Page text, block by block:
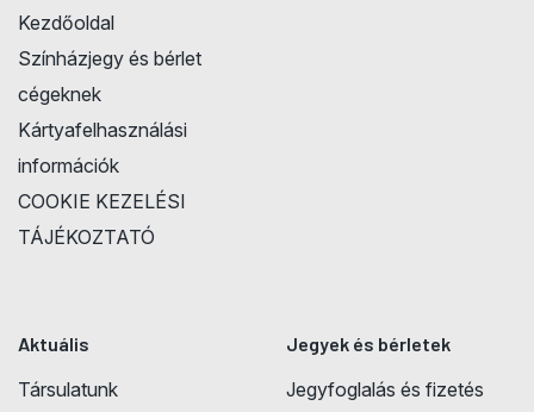
Kezdőoldal
Színházjegy és bérlet
cégeknek
Kártyafelhasználási
információk
COOKIE KEZELÉSI
TÁJÉKOZTATÓ
Aktuális
Társulatunk
Jegyek és bérletek
Jegyfoglalás és fizetés